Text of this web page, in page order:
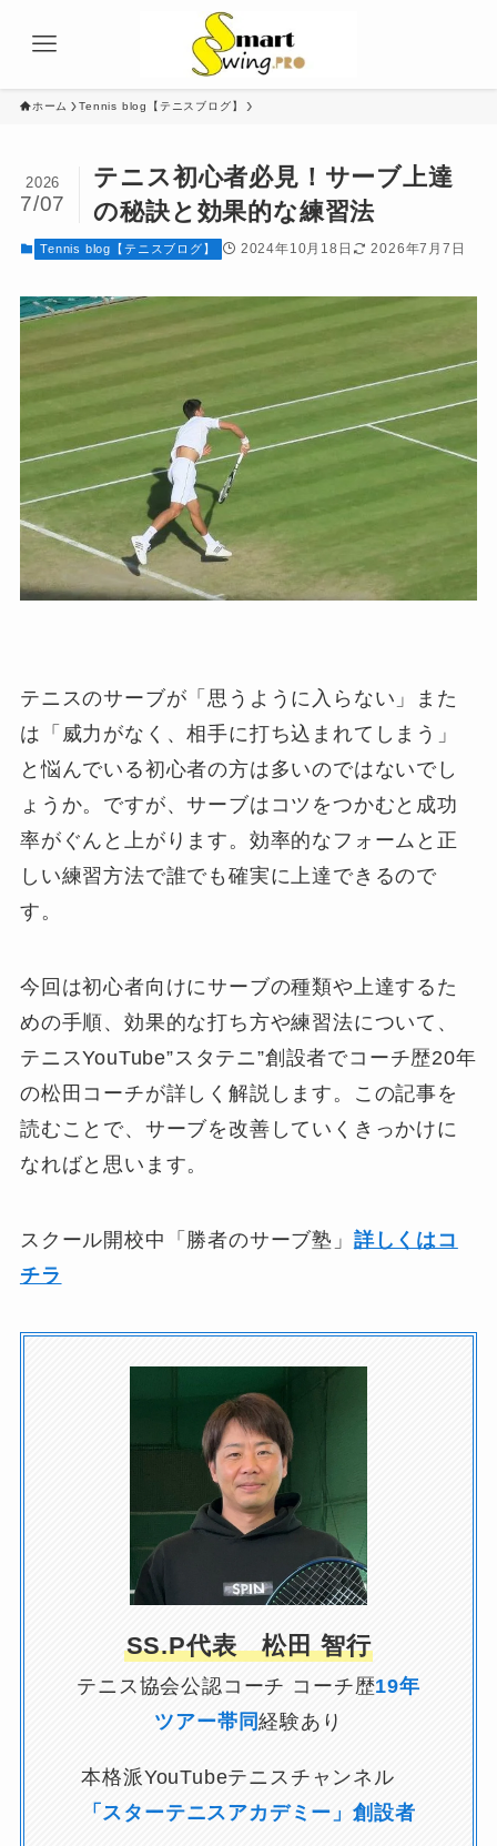
ホーム Tennis blog【テニスブログ】
テニス初心者必見！サーブ上達
の秘訣と効果的な練習法
2026
7/07
Tennis blog【テニスブログ】 2024年10月18日 2026年7月7日
テニスのサーブが「思うように入らない」また
は「威力がなく、相手に打ち込まれてしまう」
と悩んでいる初心者の方は多いのではないでし
ょうか。ですが、サーブはコツをつかむと成功
率がぐんと上がります。効率的なフォームと正
しい練習方法で誰でも確実に上達できるので
す。
今回は初心者向けにサーブの種類や上達するた
めの手順、効果的な打ち方や練習法について、
テニスYouTube”スタテニ”創設者でコーチ歴20年
の松田コーチが詳しく解説します。この記事を
読むことで、サーブを改善していくきっかけに
なればと思います。
スクール開校中「勝者のサーブ塾」 詳しくはコ
チラ
SS.P代表 松田 智行
テニス協会公認コーチ コーチ歴19年
ツアー帯同経験あり
本格派YouTubeテニスチャンネル
「スターテニスアカデミー」創設者